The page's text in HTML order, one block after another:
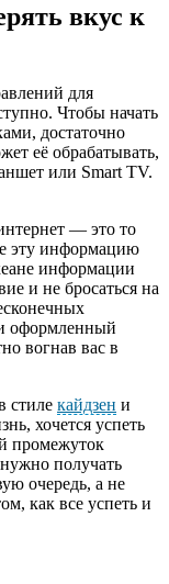
вкус к
для
Чтобы начать
достаточно
её обрабатывать,
или Smart TV.
— это то
эту информацию
информации
и не бросаться на
оформленный
вогнав вас в
стиле кайдзен и
хочется успеть
промежуток
получать
очередь, а не
как все успеть и